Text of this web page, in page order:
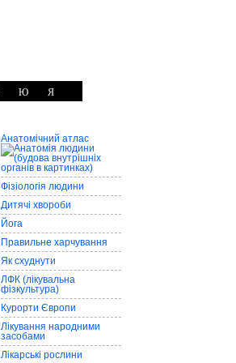
Ю Я
Анатомічний атлас
Фізіологія людини
Дитячі хвороби
Йога
Правильне харчування
Як схуднути
ЛФК (лікувальна
фізкультура)
Курорти Європи
Лікування народними
засобами
Лікарські рослини